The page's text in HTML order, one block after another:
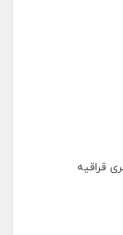
قراقیه